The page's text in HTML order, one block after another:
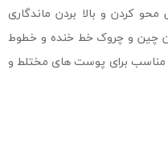
کردن و بالا بردن ماندگاری
چین و چروک خط خنده و خطوط
مناسب‌ برای پوست های مختلط و‌